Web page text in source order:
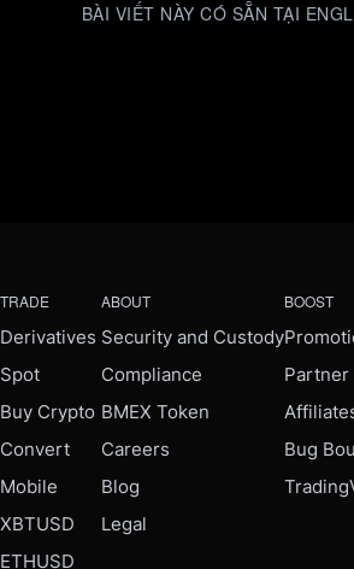
BÀI VIẾT NÀY CÓ SẴN TẠI
TRADE
Derivatives
Spot
Buy Crypto
Convert
Mobile
XBTUSD
ETHUSD
ABOUT
Security and Custody
Compliance
BMEX Token
Careers
Blog
Legal
BOOST
Partner
Bug